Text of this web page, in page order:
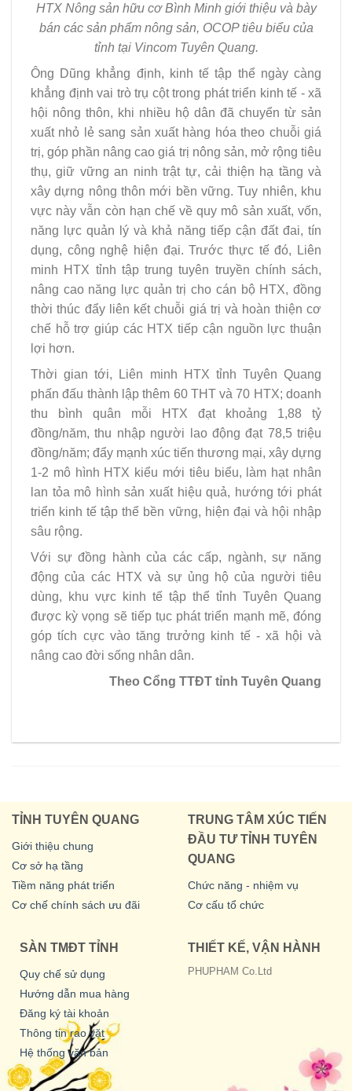
HTX Nông sản hữu cơ Bình Minh giới thiệu và bày
bán các sản phẩm nông sản, OCOP tiêu biểu của
tỉnh tại Vincom Tuyên Quang.
Ông Dũng khẳng định, kinh tế tập thể ngày càng
khẳng định vai trò trụ cột trong phát triển kinh tế - xã
hội nông thôn, khi nhiều hộ dân đã chuyển từ sản
xuất nhỏ lẻ sang sản xuất hàng hóa theo chuỗi giá
trị, góp phần nâng cao giá trị nông sản, mở rộng tiêu
thụ, giữ vững an ninh trật tự, cải thiện hạ tầng và
xây dựng nông thôn mới bền vững. Tuy nhiên, khu
vực này vẫn còn hạn chế về quy mô sản xuất, vốn,
năng lực quản lý và khả năng tiếp cận đất đai, tín
dụng, công nghệ hiện đại. Trước thực tế đó, Liên
minh HTX tỉnh tập trung tuyên truyền chính sách,
nâng cao năng lực quản trị cho cán bộ HTX, đồng
thời thúc đẩy liên kết chuỗi giá trị và hoàn thiện cơ
chế hỗ trợ giúp các HTX tiếp cận nguồn lực thuận
lợi hơn.
Thời gian tới, Liên minh HTX tỉnh Tuyên Quang
phấn đấu thành lập thêm 60 THT và 70 HTX; doanh
thu bình quân mỗi HTX đạt khoảng 1,88 tỷ
đồng/năm, thu nhập người lao động đạt 78,5 triệu
đồng/năm; đẩy mạnh xúc tiến thương mại, xây dựng
1-2 mô hình HTX kiểu mới tiêu biểu, làm hạt nhân
lan tỏa mô hình sản xuất hiệu quả, hướng tới phát
triển kinh tế tập thể bền vững, hiện đại và hội nhập
sâu rộng.
Với sự đồng hành của các cấp, ngành, sự năng
động của các HTX và sự ủng hộ của người tiêu
dùng, khu vực kinh tế tập thể tỉnh Tuyên Quang
được kỳ vọng sẽ tiếp tục phát triển mạnh mẽ, đóng
góp tích cực vào tăng trưởng kinh tế - xã hội và
nâng cao đời sống nhân dân.
Theo Cổng TTĐT tỉnh Tuyên Quang
TỈNH TUYÊN QUANG
Giới thiệu chung
Cơ sở hạ tầng
Tiềm năng phát triển
Cơ chế chính sách ưu đãi
TRUNG TÂM XÚC TIẾN
ĐẦU TƯ TỈNH TUYÊN
QUANG
Chức năng - nhiệm vụ
Cơ cấu tổ chức
SÀN TMĐT TỈNH
Quy chế sử dụng
Hướng dẫn mua hàng
Đăng ký tài khoản
Thông tin rao vặt
Hệ thống văn bản
THIẾT KẾ, VẬN HÀNH
PHUPHAM Co.Ltd